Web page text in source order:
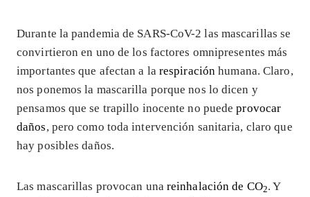
Durante la pandemia de SARS-CoV-2 las mascarillas se
convirtieron en uno de los factores omnipresentes más
importantes que afectan a la respiraciónhumana. Claro,
nos ponemos la mascarilla porque nos lo dicen y
pensamos que se trapillo inocente no puedeprovocar
daños, pero como toda intervención sanitaria, claro que
hay posibles daños.
Las mascarillas provocan una reinhalación de CO2. Y